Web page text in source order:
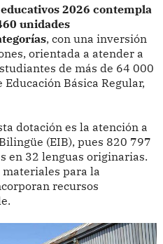
2026 contempla
unidades
, con una inversión
orientada a atender a
de más de 64 000
Básica Regular,
dotación es la atención a
(EIB), pues 820 797
en 32 lenguas originarias.
para la
recursos